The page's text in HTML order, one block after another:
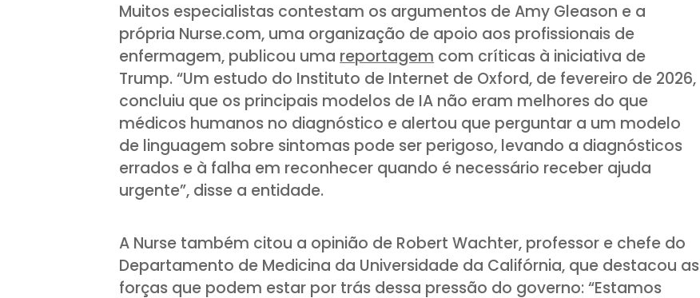
Muitos especialistas contestam os argumentos de Amy Gleason e a
própria Nurse.com, uma organização de apoio aos profissionais de
enfermagem, publicou uma reportagem com críticas à iniciativa de
Trump. “Um estudo do Instituto de Internet de Oxford, de fevereiro de 2026,
concluiu que os principais modelos de IA não eram melhores do que
médicos humanos no diagnóstico e alertou que perguntar a um modelo
de linguagem sobre sintomas pode ​​ser perigoso, levando a diagnósticos
errados e à falha em reconhecer quando é necessário receber ajuda
urgente”, disse a entidade.
A Nurse também citou a opinião de Robert Wachter, professor e chefe do
Departamento de Medicina da Universidade da Califórnia, que destacou as
forças que podem estar por trás dessa pressão do governo: “Estamos